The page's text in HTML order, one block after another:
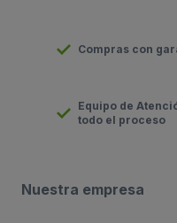
Compras con
Equipo de
todo el proceso
Nuestra empresa